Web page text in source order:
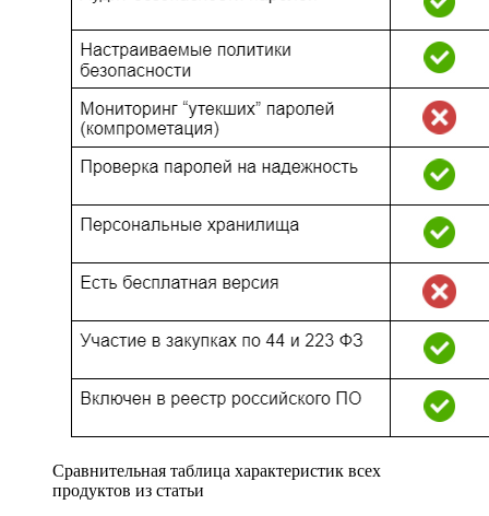
Сравнительная таблица характеристик всех
продуктов из статьи